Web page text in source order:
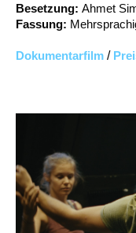
Besetzung: Ahmet
Fassung:
Dokumentarfilm /